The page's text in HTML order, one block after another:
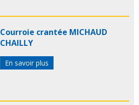
Courroie crantée MICHAUD
CHAILLY
En savoir plus